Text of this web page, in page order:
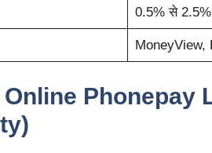
0.5% से
MoneyView,
Phonepay